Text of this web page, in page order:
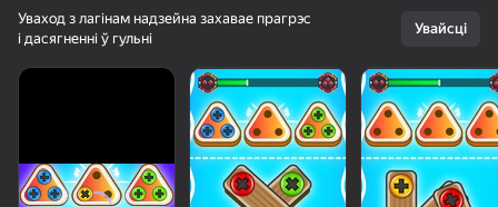
Уваход з лагінам надзейна захавае прагрэс
і дасягненні ў гульні
Увайсці